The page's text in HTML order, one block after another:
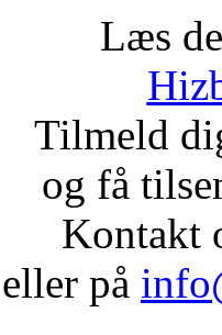
Læs
Tilmeld
og få
Kontakt
eller på